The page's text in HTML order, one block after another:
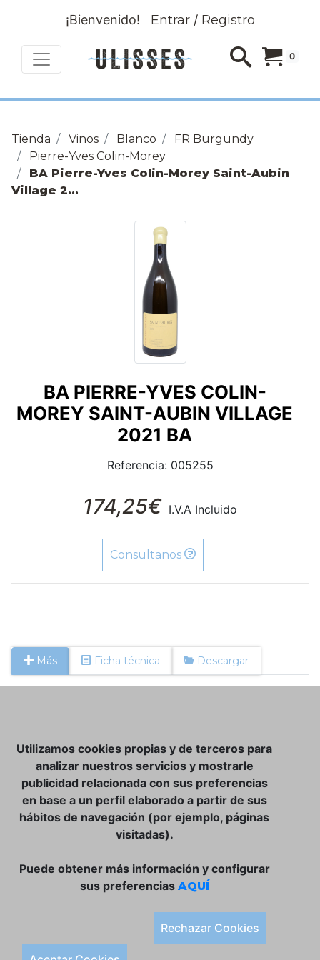
¡Bienvenido! Entrar/ Registro
0
Tienda Vinos Blanco
FR Burgundy
Pierre-Yves Colin-Morey
BA Pierre-Yves Colin-Morey Saint-Aubin
Village 2...
BA PIERRE-YVES COLIN-
MOREY SAINT-AUBIN VILLAGE
2021 BA
Referencia: 005255
174,25€ I.V.A Incluido
Consultanos
Más Ficha técnica Descargar
CLUB VINATER
CONTACTO
TIENDA ONLINE:
Plaça de la Llibertat, 22, 07760 Ciutadella
Tlf. 971 93 78 75
Utilizamos cookies propias y de terceros para
analizar nuestros servicios y mostrarle
publicidad relacionada con sus preferencias
en base a un perfil elaborado a partir de sus
hábitos de navegación (por ejemplo, páginas
visitadas).
Puede obtener más información y configurar
sus preferencias AQUÍ
Rechazar Cookies